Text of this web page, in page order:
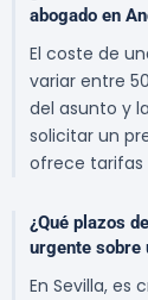
abogado en
El coste de
variar entre
del asunto y
solicitar un
ofrece tarifas
¿Qué plazos
urgente sobre
En Sevilla,